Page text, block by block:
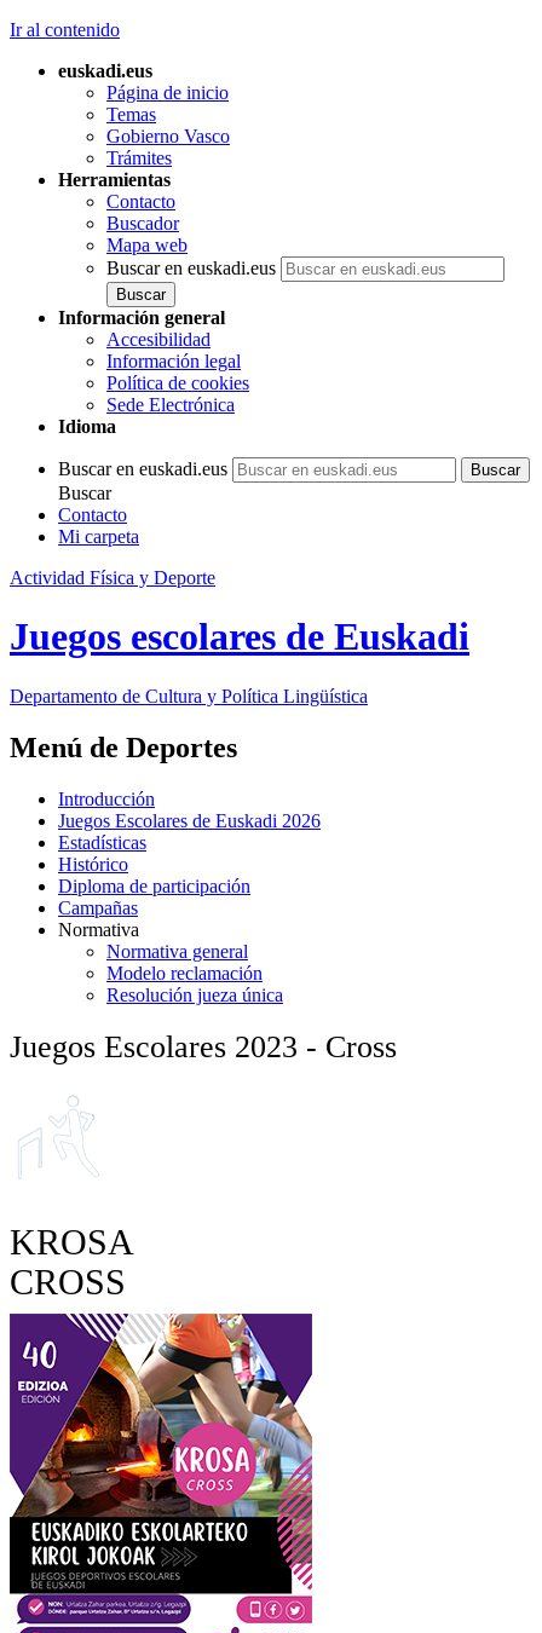
Ir al contenido
euskadi.eus
Página de inicio
Temas
Gobierno Vasco
Trámites
Herramientas
Contacto
Buscador
Mapa web
Buscar en euskadi.eus
Información general
Accesibilidad
Información legal
Política de cookies
Sede Electrónica
Idioma
Buscar en euskadi.eus
Buscar
Contacto
Mi carpeta
Actividad Física y Deporte
Juegos escolares de Euskadi
Departamento de Cultura y Política Lingüística
Menú de Deportes
Introducción
Juegos Escolares de Euskadi 2026
Estadísticas
Histórico
Diploma de participación
Campañas
Normativa
Normativa general
Modelo reclamación
Resolución jueza única
Juegos Escolares 2023 - Cross
KROSA
CROSS